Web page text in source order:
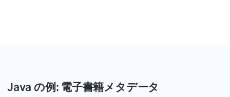
Java の例: 電子書籍メタデータ